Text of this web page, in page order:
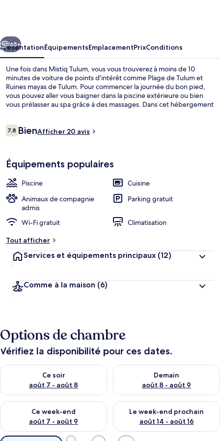
Suivant
165+
PrésentationÉquipementsEmplacementPrixConditions
Une fois dans Mistiq Tulum, vous vous trouverez à moins de 10
minutes de voiture de points d'intérêt comme Plage de Tulum et
Ruines mayas de Tulum. Pour commencer la journée du bon pied,
vous pouvez aller vous baigner dans la piscine extérieure ou bien
vous prélasser au spa grâce à des massages. Dans cet hébergement
bénéficient en outre de petits plus pratiques comme un
Avis
voyageurs
7,87,8 sur 10
BienAfficher 20 avis
Équipements populaires
Piscine
Cuisine
Animaux de compagnie
admis
Parking gratuit
Wi-Fi gratuit
Climatisation
Tout afficher
Services et équipements principaux (12)
Comme à la maison (6)
Options de chambre
Vérifiez la disponibilité pour ces dates.
Ce soir
août 7 - août 8
Vérifier la disponibilité pour ce soir août 7 - août 8
Demain
août 8 - août 9
Vérifier la disponibilité pour
Ce week-end
août 7 - août 9
Vérifier la disponibilité pour ce week-end août 7 - août 9
Le week-end prochain
août 14 - août 16
Vérifier la disponibilité pour